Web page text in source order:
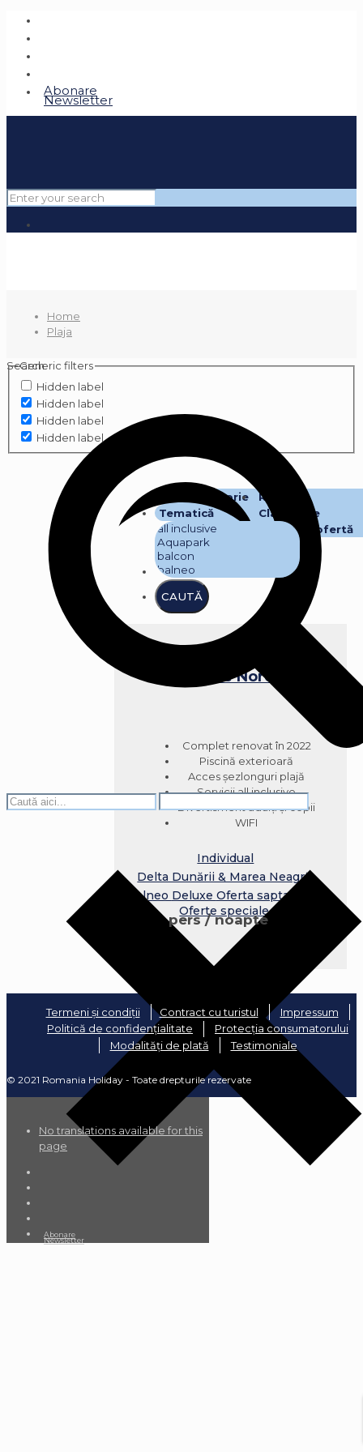
Abonare
Newsletter
Home
Plaja
Search
Generic filters
Hidden label
Hidden label
Hidden label
Hidden label
Eforie Nord
Complet renovat în 2022
Piscină exterioară
Acces șezlonguri plajă
Servicii all inclusive
Divertisment adulți și copii
WIFI
Individual
Delta Dunării & Marea Neagră
Balneo Deluxe Oferta saptamanii
Oferte speciale
pers / noapte
Termeni și condiții Contract cu turistul
Impressum
Politică de confidențialitate
Protecția consumatorului
Modalități de plată
Testimoniale
© 2021 Romania Holiday - Toate drepturile rezervate
No translations available for this
page
Abonare
Newsletter